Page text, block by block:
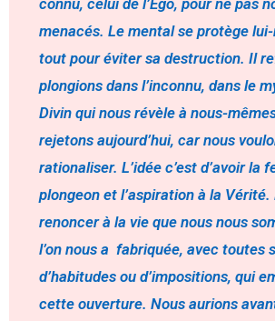
connu, celui de l’Égo, pour ne pas
menacés. Le mental se protège
tout pour éviter sa destruction. Il
plongions dans l’inconnu, dans le
Divin qui nous révèle à nous-
rejetons aujourd’hui, car nous
rationaliser. L’idée c’est d’avoir la
plongeon et l’aspiration à la Vérité.
renoncer à la vie que nous nous
l’on nous a fabriquée, avec toutes
d’habitudes ou d’impositions, qui
cette ouverture. Nous aurions